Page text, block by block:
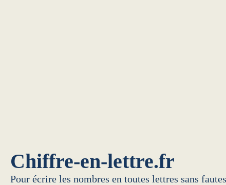
Chiffre-en-lettre.fr
Pour écrire les nombres en toutes lettres sans